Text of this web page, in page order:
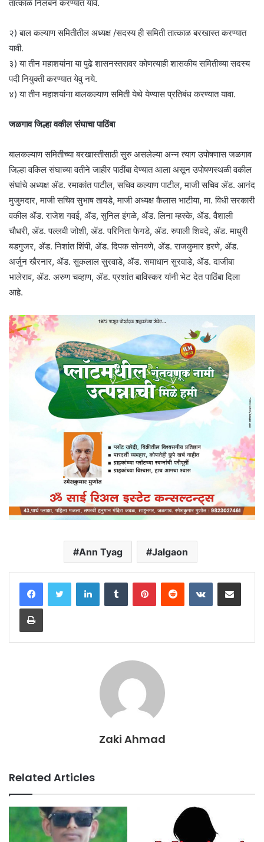
तात्काळ निलबंन करण्यात यावे.
२) बाल कल्याण समितीतील अध्यक्ष /सदस्य ही समिती तात्काळ बरखास्त करण्यात
यावी.
३) या तीन महाशयांना या पुढे शासनस्तरावर कोणत्याही शासकीय समितीच्या सदस्य
पदी नियुक्ती करण्यात येवु नये.
४) या तीन महाशयांना बालकल्याण समिती येथे येण्यास प्रतिबंध करण्यात यावा.
जळगाव जिल्हा वकील संघाचा पाठिंबा
बालकल्याण समितीच्या बरखास्तीसाठी सुरु असलेल्या अन्न त्याग उपोषणास जळगाव
जिल्हा वकिल संघाच्या वतीने जाहीर पाठींबा देण्यात आला असून उपोषणस्थळी वकील
संघांचे अध्यक्ष ॲड. रमाकांत पाटील, सचिव कल्याण पाटील, माजी सचिव ॲड. आनंद
मुजुमदार, माजी सचिव सुभाष तायडे, माजी अध्यक्ष कैलास भाटीया, मा. विधी सरकारी
वकील ॲड. राजेश गवई, ॲड, सुनिल इंगळे, ॲड. लिना म्हस्के, ॲड. वैशाली
चौधरी, ॲड. पल्लवी जोशी, ॲड. परिनिता फेगडे, ॲड. रुपाली शिवदे, ॲड. माधुरी
बडगुजर, ॲड. निशांत शिंपी, ॲड. दिपक सोनवणे, ॲड. राजकुमार हरणे, ॲड.
अर्जुन खैरनार, ॲड. सुकलाल सुरवाडे, ॲड. समाधान सुरवाडे, ॲड. दाजीबा
भालेराव, ॲड. अरुण चव्हाण, ॲड. प्रशांत बाविस्कर यांनी भेट देत पाठिंबा दिला
आहे.
Ann Tyag Jalgaon
LinkedInTumblr PinterestReddit VKontakteShare via Email
Print
Zaki Ahmad
Related Articles